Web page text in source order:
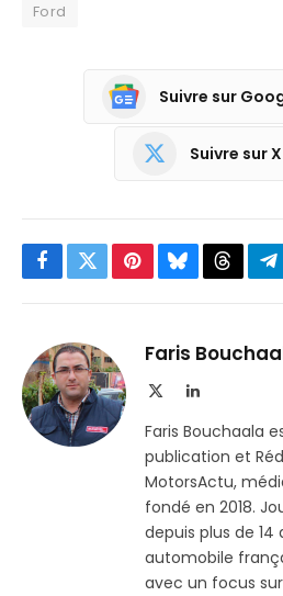
Ford
Suivre sur
Suivre sur
Facebook
TwitterPinterestBluesky
Faris
LinkedIn
Faris Bouchaala
publication et
MotorsActu,
fondé en 2018.
depuis plus de 14
automobile
avec un focus sur